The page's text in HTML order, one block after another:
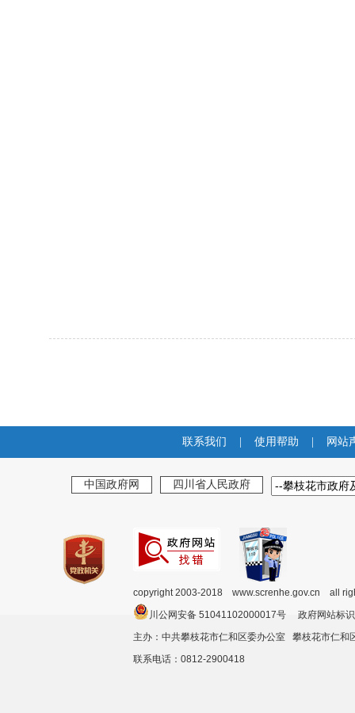
联系我们 使用帮助 网站
中国政府网 四川省人民政府
copyright 2003-2018 www.screnhe.gov.cn all
川公网安备 51041102000017号 政府网站
主办：中共攀枝花市仁和区委办公室 攀枝花市仁
联系电话：0812-2900418